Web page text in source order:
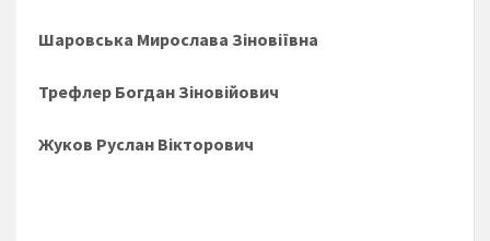
Шаровська Мирослава Зіновіївна
Трефлер Богдан Зіновійович
Жуков Руслан Вікторович